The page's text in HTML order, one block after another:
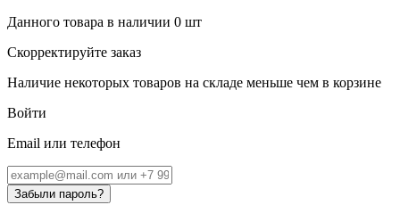
Данного товара в наличии 0 шт
Скорректируйте заказ
Наличие некоторых товаров на складе меньше чем в корзине
Войти
Email или телефон
Забыли пароль?